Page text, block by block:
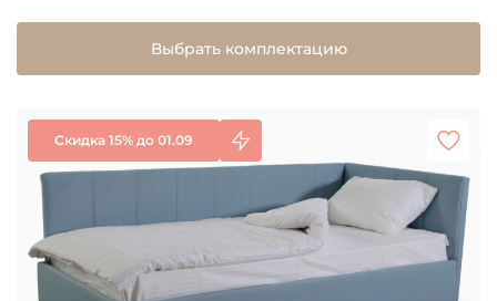
Выбрать комплектацию
Скидка 15% до 01.09